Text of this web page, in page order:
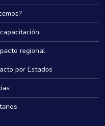
regional
por Estados